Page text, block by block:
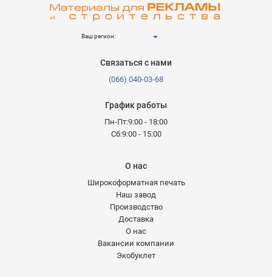
Ваш регион:
Связаться с нами
(066) 040-03-68
График работы
Пн-Пт:9:00 - 18:00
Сб:9:00 - 15:00
О нас
Широкоформатная печать
Наш завод
Производство
Доставка
О нас
Вакансии компании
Экобуклет